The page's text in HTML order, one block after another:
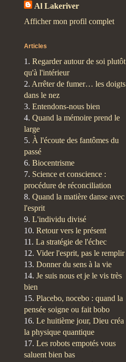
Al Lakeriver
Afficher mon profil complet
Articles
1. Regarder autour de soi plutôt
qu'à l'intérieur
2. Arrêter de fumer… les doigts
dans le nez
3. Entendons-nous bien
4. Quand la mémoire prend le
large
5. À l'écoute des fantômes du
passé
6. Biocentrisme
7. Science et conscience :
procédure de réconciliation
8. Quand la matière danse avec
l'esprit
9. L'individu divisé
10. Retour vers le présent
11. La stratégie de l'échec
12. Vider l'esprit, pas le remplir
13. Donner du sens à la vie
14. Je suis nous et je le vis très
bien
15. Placebo, nocebo : quand la
pensée soigne ou fait bobo
16. Le huitième jour, Dieu créa
la physique quantique
17. Les robots empotés vous
saluent bien bas